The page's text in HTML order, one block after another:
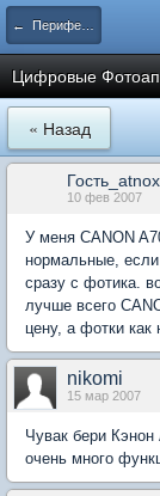
← Периферия
Цифровые
« Назад
10 фев 2007
У меня CANON
нормальные, если
сразу с фотика.
лучше всего
цену, а фотки
nikomi
15 мар 2007
Чувак бери
очень много